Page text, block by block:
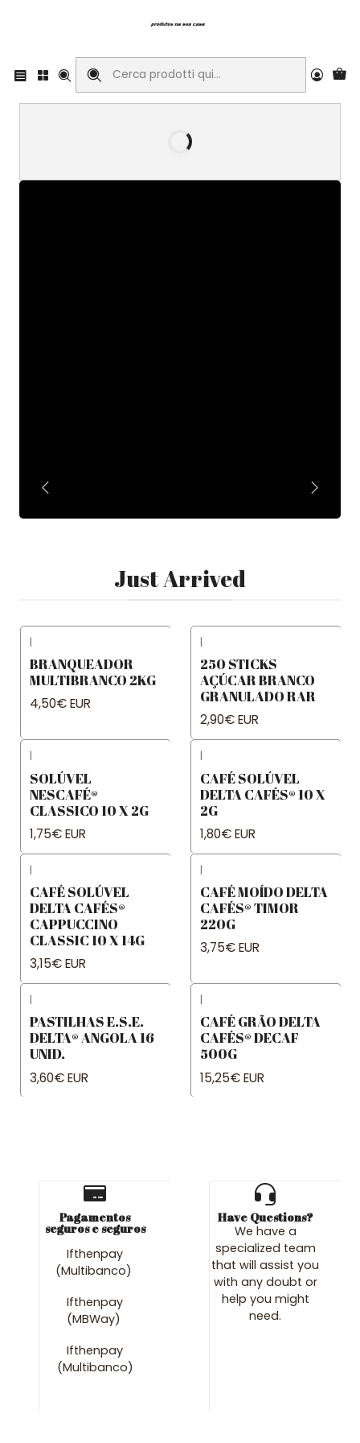
Just Arrived
|
BRANQUEADOR
MULTIBRANCO 2KG
4,50€ EUR
|
250 STICKS
AÇÚCAR BRANCO
GRANULADO RAR
2,90€ EUR
|
SOLÚVEL
NESCAFÉ®
CLASSICO 10 X 2G
1,75€ EUR
|
CAFÉ SOLÚVEL
DELTA CAFÉS® 10 X
2G
1,80€ EUR
|
CAFÉ SOLÚVEL
DELTA CAFÉS®
CAPPUCCINO
CLASSIC 10 X 14G
3,15€ EUR
|
CAFÉ MOÍDO DELTA
CAFÉS® TIMOR
220G
3,75€ EUR
|
PASTILHAS E.S.E.
DELTA® ANGOLA 16
UNID.
3,60€ EUR
|
CAFÉ GRÃO DELTA
CAFÉS® DECAF
500G
15,25€ EUR
Pagamentos
seguros e seguros
Ifthenpay
(Multibanco)
Ifthenpay
(MBWay)
Ifthenpay
(Multibanco)
Have Questions?
We have a
specialized team
that will assist you
with any doubt or
help you might
need.